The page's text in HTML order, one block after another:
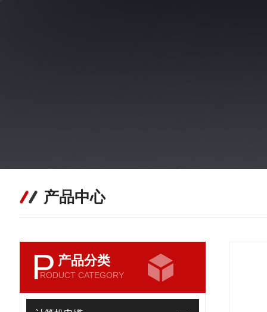
产品中心
P 产品分类
RODUCT CATEGORY